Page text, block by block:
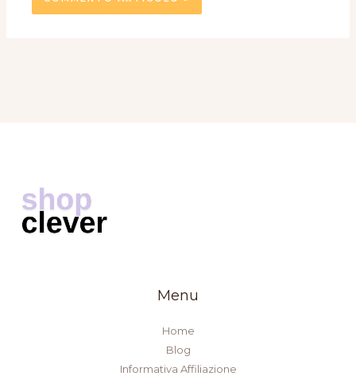
Menu
Home
Blog
Informativa Affiliazione